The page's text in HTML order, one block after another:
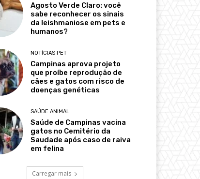
Agosto Verde Claro: você
sabe reconhecer os sinais
da leishmaniose em pets e
humanos?
NOTÍCIAS PET
Campinas aprova projeto
que proíbe reprodução de
cães e gatos com risco de
doenças genéticas
SAÚDE ANIMAL
Saúde de Campinas vacina
gatos no Cemitério da
Saudade após caso de raiva
em felina
Carregar mais